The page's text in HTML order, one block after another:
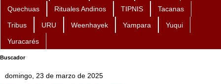
Quechuas Rituales Andinos TIPNIS Tacanas
Tribus URU Weenhayek Yampara Yuqui
Yuracarés
Buscador
domingo, 23 de marzo de 2025